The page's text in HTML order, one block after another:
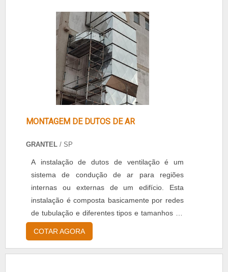
são muito resistentes e se encaixam uma na
outra, fo....
MONTAGEM DE DUTOS DE AR
GRANTEL / SP
A instalação de dutos de ventilação é um
sistema de condução de ar para regiões
internas ou externas de um edifício. Esta
instalação é composta basicamente por redes
de tubulação e diferentes tipos e tamanhos de
ventiladores e exaustores de ar. A função do
sistema é permitir a circulação de ar para
COTAR AGORA